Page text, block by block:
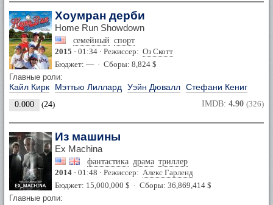
Хоумран дерби
Home Run Showdown
семейный спорт
2015 · 01:34 · Режиссер: Оз Скотт
Бюджет: — · Сборы: 8,824 $
Главные роли:
Кайл Кирк Мэттью Лиллард Уэйн Дювалл Стефани Кениг
0.000 (24) IMDB: 4.90 (326)
Из машины
Ex Machina
фантастика драма триллер
2014 · 01:48 · Режиссер: Алекс Гарленд
Бюджет: 15,000,000 $ · Сборы: 36,869,414 $
Главные роли: